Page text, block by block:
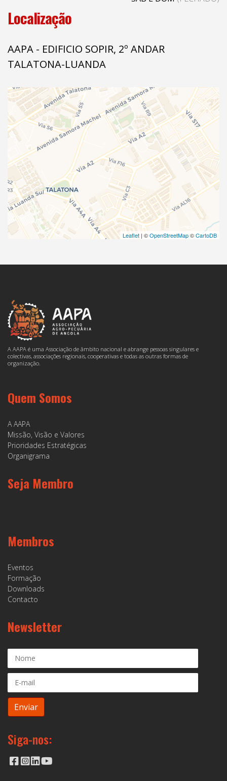
Localização
AAPA - EDIFICIO SOPIR, 2º ANDAR
TALATONA-LUANDA
Leaflet | ©OpenStreetMap©CartoDB
A AAPA é uma Associação de âmbito nacional e abrange pessoas singulares e
colectivas, associações regionais, cooperativas e todas as outras formas de
organização.
Quem Somos
A AAPA
Missão, Visão e Valores
Prioridades Estratégicas
Organigrama
Seja Membro
Membros
Eventos
Formação
Downloads
Contacto
Newsletter
Siga-nos: